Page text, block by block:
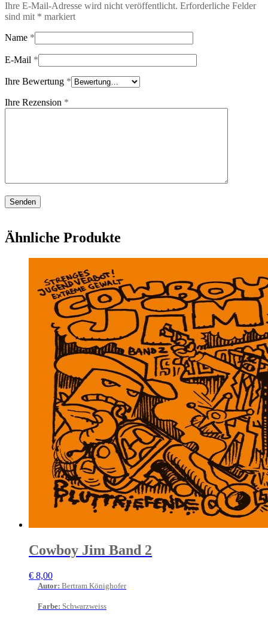
Ihre E-Mail-Adresse wird nicht veröffentlicht. Erforderliche Felder
sind mit * markiert
Name *
E-Mail *
Ihre Bewertung *
Ihre Rezension *
Ähnliche Produkte
Cowboy Jim Band 2
€ 8,00
Autor: Bertram Könighofer
Farbe: Schwarzweiss